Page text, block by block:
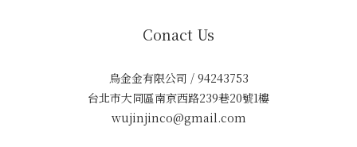
Conact Us
烏金金有限公司 / 94243753
台北市大同區南京西路239巷20號1樓
wujinjinco@gmail.com